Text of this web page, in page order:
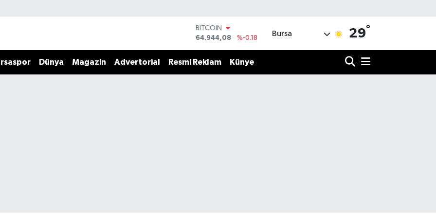
BITCOIN
64.944,08
%-0.18
47,7436
%0.18
Bursa 29°
Dünya Magazin Advertorial Resmi Reklam Künye